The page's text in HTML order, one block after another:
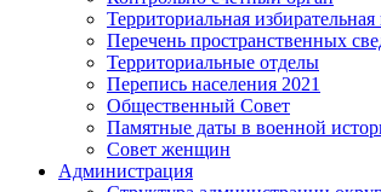
Территориальная
Перечень пространственных
Территориальные отделы
Перепись населения 2021
Общественный Совет
Памятные даты в военной
Совет женщин
Администрация